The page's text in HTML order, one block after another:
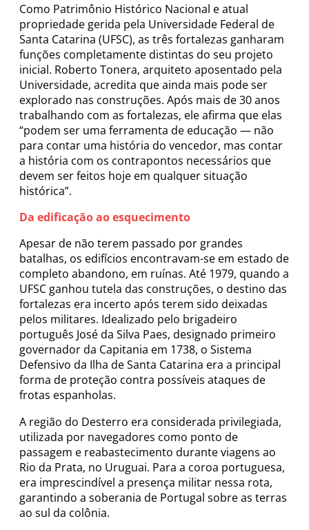
Como Patrimônio Histórico Nacional e atual
propriedade gerida pela Universidade Federal de
Santa Catarina (UFSC), as três fortalezas ganharam
funções completamente distintas do seu projeto
inicial. Roberto Tonera, arquiteto aposentado pela
Universidade, acredita que ainda mais pode ser
explorado nas construções. Após mais de 30 anos
trabalhando com as fortalezas, ele afirma que elas
“podem ser uma ferramenta de educação — não
para contar uma história do vencedor, mas contar
a história com os contrapontos necessários que
devem ser feitos hoje em qualquer situação
histórica”.
Da edificação ao esquecimento
Apesar de não terem passado por grandes
batalhas, os edifícios encontravam-se em estado de
completo abandono, em ruínas. Até 1979, quando a
UFSC ganhou tutela das construções, o destino das
fortalezas era incerto após terem sido deixadas
pelos militares. Idealizado pelo brigadeiro
português José da Silva Paes, designado primeiro
governador da Capitania em 1738, o Sistema
Defensivo da Ilha de Santa Catarina era a principal
forma de proteção contra possíveis ataques de
frotas espanholas.
A região do Desterro era considerada privilegiada,
utilizada por navegadores como ponto de
passagem e reabastecimento durante viagens ao
Rio da Prata, no Uruguai. Para a coroa portuguesa,
era imprescindível a presença militar nessa rota,
garantindo a soberania de Portugal sobre as terras
ao sul da colônia.